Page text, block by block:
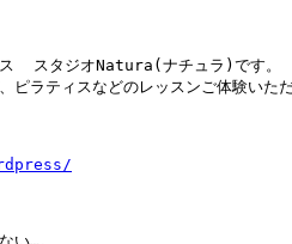
ス  スタジオNatura(ナチュラ)です。
ピラティスなどのレッスンご体験いた